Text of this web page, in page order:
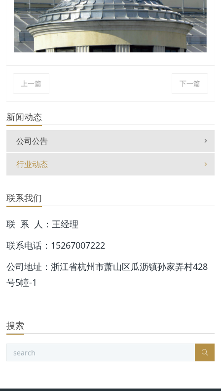
上一篇 下一篇
新闻动态
公司公告
行业动态
联系我们
联 系 人：王经理
联系电话：15267007222
公司地址：浙江省杭州市萧山区瓜沥镇孙家弄村428
号5幢-1
搜索